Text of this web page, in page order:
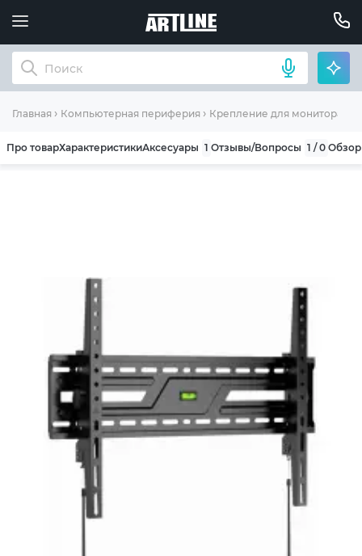
Главная Компьютерная периферия Крепление для монитора
Про товарХарактеристикиАксесуары 1 Отзывы/Вопросы 1 / 0